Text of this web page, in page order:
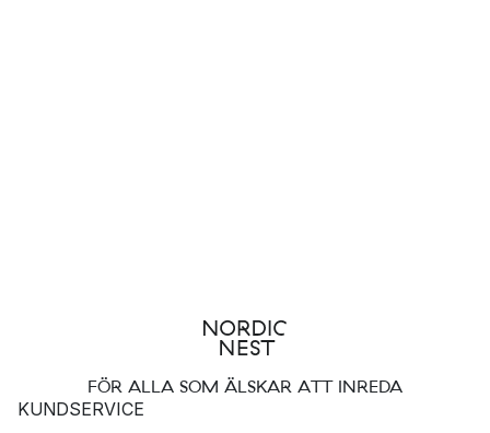
FÖR ALLA SOM ÄLSKAR ATT INREDA
KUNDSERVICE